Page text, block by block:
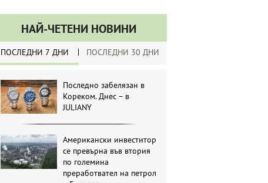
НАЙ-ЧЕТЕНИ НОВИНИ
ПОСЛЕДНИ 7 ДНИ ПОСЛЕДНИ 30 ДНИ
Последно забелязан в
Кореком. Днес – в
JULIANY
Американски инвеститор
се превърна във втория
по големина
преработвател на петрол